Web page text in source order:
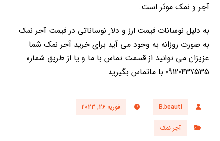
آجر و نمک موثر است.
به دلیل نوسانات قیمت ارز و دلار نوساناتی در قیمت آجر نمک
به صورت روزانه به وجود می آید ‌برای خرید آجر نمک شما
عزیزان می توانید از قسمت تماس با ما و یا از طریق شماره
09120437535 با ماتماس بگیرید.
B.beauti فوریه 26, 2023
آجر نمک